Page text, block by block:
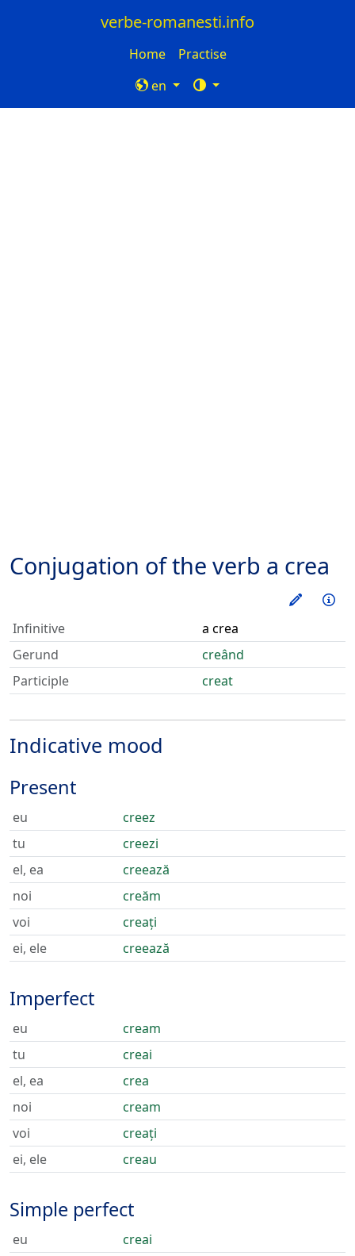
verbe-romanesti.info
Home
Practise
en
Conjugation of the verb a crea
Train
Infinitive
a crea
Gerund
creând
Participle
creat
Indicative mood
Present
eu
creez
tu
creezi
el, ea
creează
noi
creăm
voi
creați
ei, ele
creează
Imperfect
eu
cream
tu
creai
el, ea
crea
noi
cream
voi
creați
ei, ele
creau
Simple perfect
eu
creai